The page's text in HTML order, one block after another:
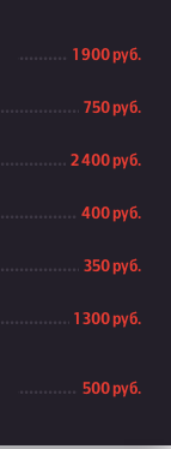
1 900 руб.
750 руб.
2 400 руб.
400 руб.
350 руб.
1 300 руб.
500 руб.